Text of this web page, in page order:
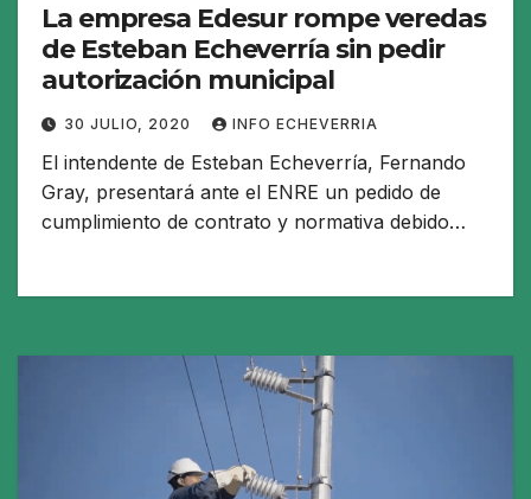
La empresa Edesur rompe veredas
de Esteban Echeverría sin pedir
autorización municipal
30 JULIO, 2020 INFO ECHEVERRIA
El intendente de Esteban Echeverría, Fernando
Gray, presentará ante el ENRE un pedido de
cumplimiento de contrato y normativa debido…